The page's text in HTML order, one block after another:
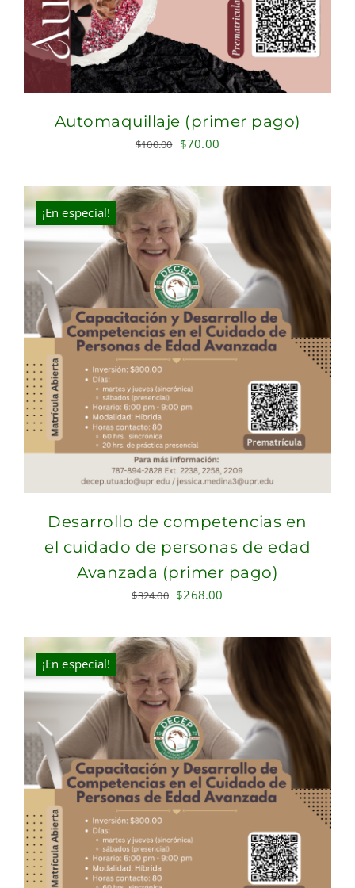
Automaquillaje (primer pago)
$100.00 Original
was:
$100.00.
$70.00
is:
$70.00.
¡En especial!
Desarrollo de competencias en
el cuidado de personas de edad
Avanzada (primer pago)
$324.00 Original
was:
$324.00.
$268.00
is:
$268.00.
¡En especial!